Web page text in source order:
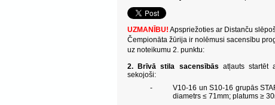
UZMANĪBU! Apspriežoties ar Distanču
Čempionāta žūrija ir nolēmusi sacensību
uz noteikumu 2. punktu:
2. Brīvā stila sacensībās atļauts startēt
sekojoši:
-
V10-16 un S10-16 grupās
diametrs ≤ 71mm; platums ≥